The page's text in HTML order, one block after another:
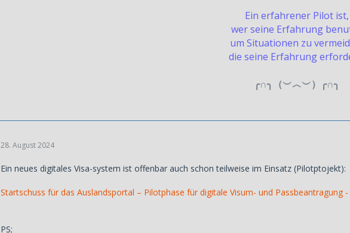
Ein erfahrener Pilot ist,
wer seine Erfahrung
um Situationen zu
die seine Erfahrung
╭∩╮（︶︿︶）╭∩╮
28. August 2024
Ein neues digitales Visa-system ist offenbar auch schon teilweise im Einsatz (Pilotptojekt):
Startschuss für das Auslandsportal – Pilotphase für digitale Visum- und Passbeantragung
PS;